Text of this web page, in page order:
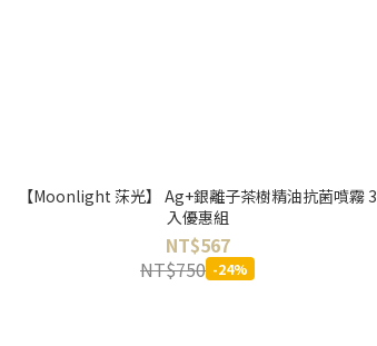
【Moonlight 莯光】 Ag+銀離子茶樹精油抗菌噴霧 3
入優惠組
NT$567
NT$750 -24%